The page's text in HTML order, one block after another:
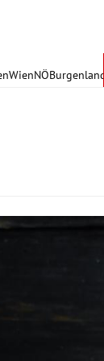
WienNÖBurgenland